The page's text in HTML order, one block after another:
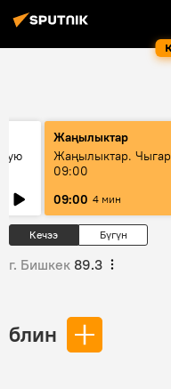
Жаңылыктар
Жаңылыктар.
09:00
09:00 4 мин
Кечээ Бүгүн
г. Бишкек 89.3
блин